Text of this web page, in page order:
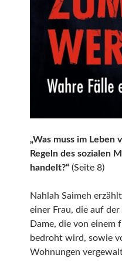
„Was muss im Leben
Regeln des sozialen
handelt?“ (Seite 8)
Nahlah Saimeh
einer Frau, die auf
Dame, die von einem
bedroht wird, sowie
Wohnungen